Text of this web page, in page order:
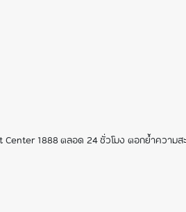
Center 1888 ตลอด 24 ชั่วโมง ตอกย้ำความ